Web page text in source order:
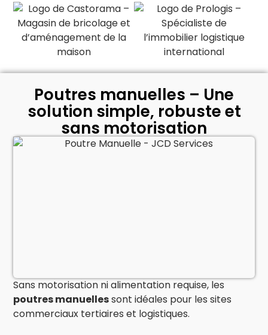
Poutres manuelles – Une
solution simple, robuste et
sans motorisation
Sans motorisation ni alimentation requise, les
poutres manuellessont idéales pour les sites
commerciaux tertiaires et logistiques.